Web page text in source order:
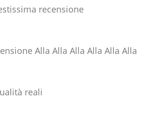
recensione
Alla Alla Alla Alla Alla Alla
reali